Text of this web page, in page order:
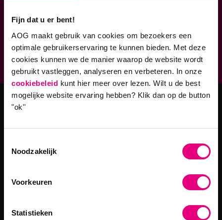
Fijn dat u er bent!
AOG maakt gebruik van cookies om bezoekers een
optimale gebruikerservaring te kunnen bieden. Met deze
cookies kunnen we de manier waarop de website wordt
gebruikt vastleggen, analyseren en verbeteren. In onze
cookiebeleid kunt hier meer over lezen. Wilt u de best
mogelijke website ervaring hebben? Klik dan op de button
"ok''
Noodzakelijk
Voorkeuren
Statistieken
Verbonden aan
Geaccrediteerde opleidingen
9,0 op klantenvertellen.nl
MBA Innovatie & Leiderschap
Programma's
Leiderschap in een Digitale Wereld